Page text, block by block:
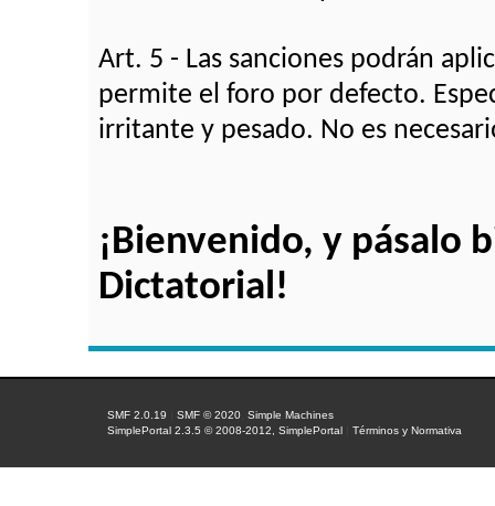
Art. 5 - Las sanciones podrán
permite el foro por defecto.
irritante y pesado. No es
¡Bienvenido, y pásalo
Dictatorial!
SMF 2.0.19 |SMF © 2020 ,Simple Machines
SimplePortal 2.3.5 © 2008-2012, SimplePortal
|Términos y Normativa